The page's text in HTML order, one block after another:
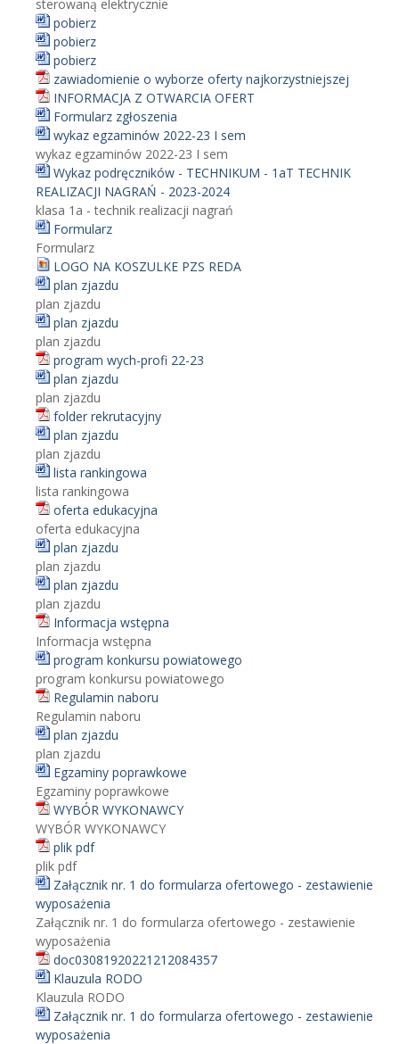
sterowaną elektrycznie
pobierz
pobierz
pobierz
zawiadomienie o wyborze oferty najkorzystniejszej
INFORMACJA Z OTWARCIA OFERT
Formularz zgłoszenia
wykaz egzaminów 2022-23 I sem
wykaz egzaminów 2022-23 I sem
Wykaz podręczników - TECHNIKUM - 1aT TECHNIK
REALIZACJI NAGRAŃ - 2023-2024
klasa 1a - technik realizacji nagrań
Formularz
Formularz
LOGO NA KOSZULKE PZS REDA
plan zjazdu
plan zjazdu
plan zjazdu
plan zjazdu
program wych-profi 22-23
plan zjazdu
plan zjazdu
folder rekrutacyjny
plan zjazdu
plan zjazdu
lista rankingowa
lista rankingowa
oferta edukacyjna
oferta edukacyjna
plan zjazdu
plan zjazdu
plan zjazdu
plan zjazdu
Informacja wstępna
Informacja wstępna
program konkursu powiatowego
program konkursu powiatowego
Regulamin naboru
Regulamin naboru
plan zjazdu
plan zjazdu
Egzaminy poprawkowe
Egzaminy poprawkowe
WYBÓR WYKONAWCY
WYBÓR WYKONAWCY
plik pdf
plik pdf
Załącznik nr. 1 do formularza ofertowego - zestawienie
wyposażenia
Załącznik nr. 1 do formularza ofertowego - zestawienie
wyposażenia
doc03081920221212084357
Klauzula RODO
Klauzula RODO
Załącznik nr. 1 do formularza ofertowego - zestawienie
wyposażenia